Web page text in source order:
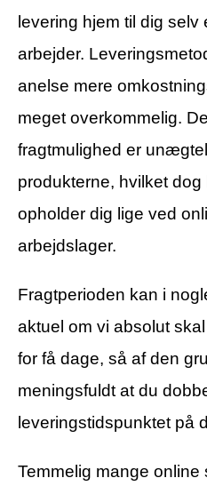
levering hjem til dig selv
arbejder.
anelse mere
meget overkommelig.
fragtmulighed er
produkterne, hvilket dog
opholder dig lige ved
arbejdslager.
Fragtperioden kan i
aktuel om vi absolut
for få dage, så af den
meningsfuldt at du
leveringstidspunktet på
Temmelig mange